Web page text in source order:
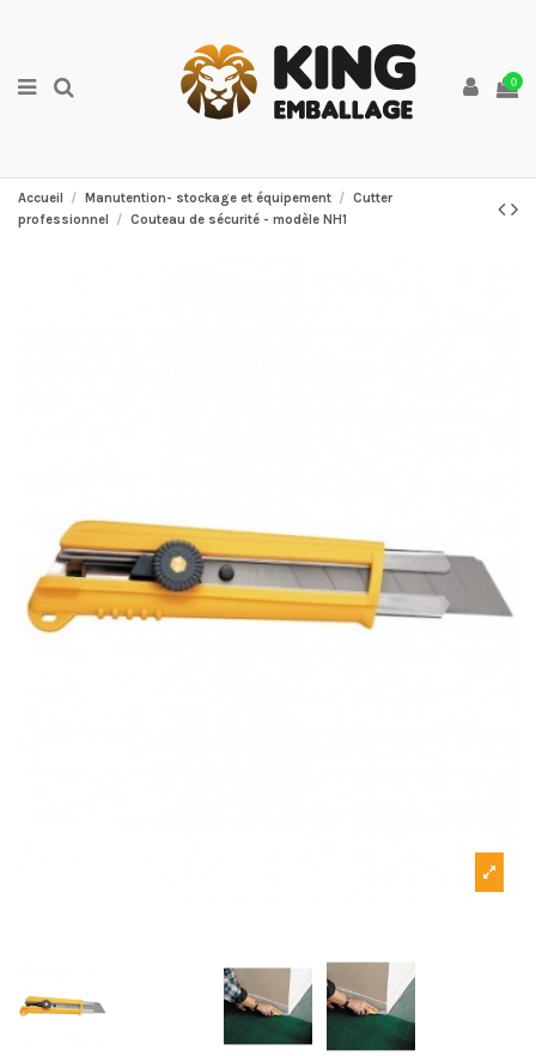
0
Accueil Manutention- stockage et équipement
Cutter
professionnel
Couteau de sécurité - modèle NH1